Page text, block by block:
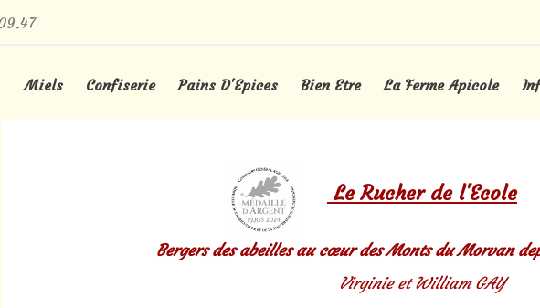
Miels Confiserie Pains D'Epices Bien Etre La Ferme Apicole
LeRucher de l'Ecole
Bergers des abeilles aucœurdes Monts du Morvan
Virginie et William GAY